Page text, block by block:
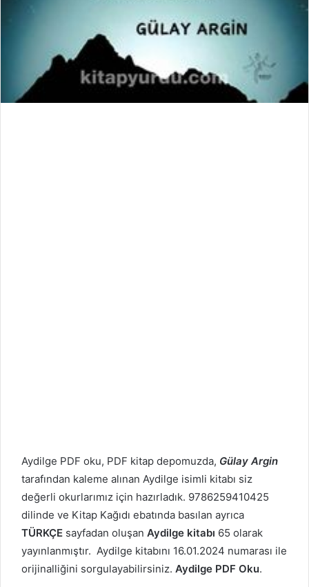
Aydilge PDF oku, PDF kitap depomuzda, Gülay Argin
tarafından kaleme alınan Aydilge isimli kitabı siz
değerli okurlarımız için hazırladık. 9786259410425
dilinde ve Kitap Kağıdı ebatında basılan ayrıca
TÜRKÇE sayfadan oluşan Aydilge kitabı 65 olarak
yayınlanmıştır. Aydilge kitabını 16.01.2024 numarası ile
orijinalliğini sorgulayabilirsiniz. Aydilge PDF Oku.